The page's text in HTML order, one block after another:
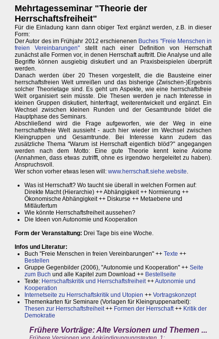
Mehrtagesseminar "Theorie der
Herrschaftsfreiheit"
Für die Einladung kann dann obiger Text ergänzt werden, z.B. in dieser
Form:
Der Autor des im Frühjahr 2012 erschienenen Buches "Freie Menschen in
freien Vereinbarungen" stellt nach einer Definition von Herrschaft
zunächst alle Formen vor, in denen Herrschaft auftritt. Die Analyse und alle
Begriffe können ausgiebig diskutiert und an Praxisbeispielen überprüft
werden.
Danach werden über 20 Thesen vorgestellt, die die Bausteine einer
herrschaftsfreien Welt umreißen und das bisherige (Zwischen-)Ergebnis
solcher Theorietage sind. Es geht um Aspekte, wie eine herrschaftsfreie
Welt organisiert sein müsste. Die Thesen werden je nach Interesse in
kleinen Gruppen diskutiert, hinterfragt, weiterentwickelt und ergänzt. Ein
Wechsel zwischen kleinen Runden und der Gesamtrunde bildet die
Hauptphase des Seminars.
Abschließend wird die Frage aufgeworfen, wie der Weg in eine
herrschaftsfreie Welt aussieht - auch hier wieder im Wechsel zwischen
Kleingruppen und Gesamtrunde. Bei Interesse kann zudem das
zusätzliche Thema "Warum ist Herrschaft eigentlich blöd?" angegangen
werden nach dem Motto: Eine gute Theorie kennt keine Axiome
(Annahmen, dass etwas zutrifft, ohne es irgendwo hergeleitet zu haben).
Anspruchsvoll.
Wer schon vorher etwas lesen will: www.herrschaft.siehe.website.
Was ist Herrschaft? Wo taucht sie überall in welchen Formen auf:
Direkte Macht (Hierarchie) ++ Abhängigkeit ++ Normierung ++
Ökonomische Abhängigkeit ++ Diskurse ++ Metaebene und
Mitläufertum
Wie könnte Herrschaftsfreiheit aussehen?
Die Ideen von Autonomie und Kooperation
Form der Veranstaltung: Drei Tage bis eine Woche.
Infos und Literatur:
Buch "Freie Menschen in freien Vereinbarungen" ++ Texte ++
Bestellen
Gruppe Gegenbilder (2006), "Autonomie und Kooperation" ++ Seite
zum Buch und alle Kapitel zum Download ++ Bestellseite
Texte: Herrschaftskritik und Herrschaftsfreiheit++Autonomie und
Kooperation
Internetseite zu Herrschaftskritik und Utopien ++ Vortragskonzept
Themenkarten für Seminare (Vorlagen für Kleingruppenarbeit):
Thesen zur Herrschaftsfreiheit++ Formen der Herrschaft++ Kritik der
Demokratie
Frühere Vorträge:Alte Versionen und Themen ...